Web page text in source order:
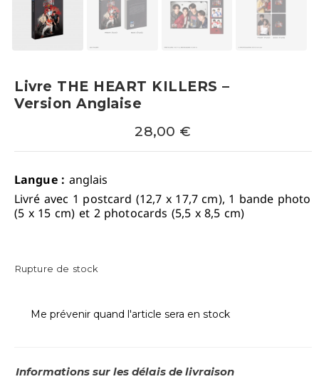
Livre THE HEART KILLERS –
Version Anglaise
28,00 €
Langue : anglais
Livré avec 1 postcard (12,7 x 17,7 cm), 1 bande photo
(5 x 15 cm) et 2 photocards (5,5 x 8,5 cm)
Rupture de stock
Me prévenir quand l'article sera en stock
Informations sur les délais de livraison